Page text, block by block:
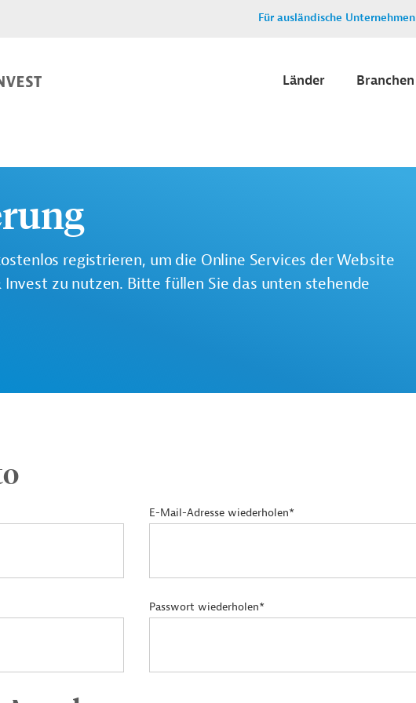
Für ausländische Unternehmen
Länder Branchen
registrieren, um die Online Services der Website
Invest zu nutzen. Bitte füllen Sie das unten stehende
E-Mail-Adresse wiederholen*
Passwort wiederholen*